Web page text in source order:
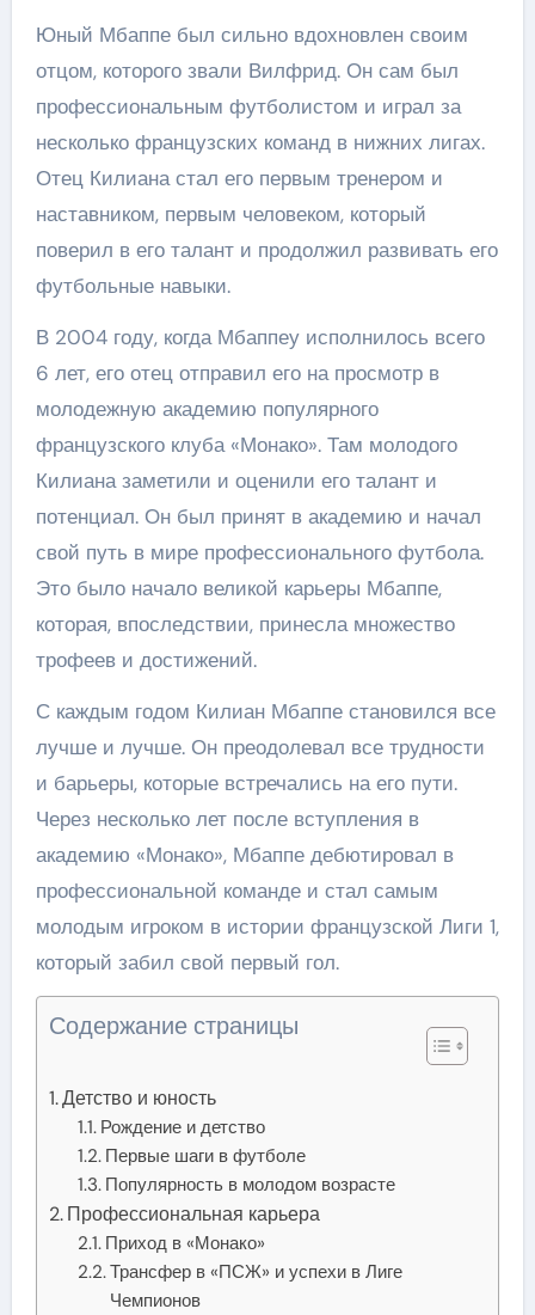
Юный Мбаппе был сильно вдохновлен своим
отцом, которого звали Вилфрид. Он сам был
профессиональным футболистом и играл за
несколько французских команд в нижних лигах.
Отец Килиана стал его первым тренером и
наставником, первым человеком, который
поверил в его талант и продолжил развивать его
футбольные навыки.
В 2004 году, когда Мбаппеу исполнилось всего
6 лет, его отец отправил его на просмотр в
молодежную академию популярного
французского клуба «Монако». Там молодого
Килиана заметили и оценили его талант и
потенциал. Он был принят в академию и начал
свой путь в мире профессионального футбола.
Это было начало великой карьеры Мбаппе,
которая, впоследствии, принесла множество
трофеев и достижений.
С каждым годом Килиан Мбаппе становился все
лучше и лучше. Он преодолевал все трудности
и барьеры, которые встречались на его пути.
Через несколько лет после вступления в
академию «Монако», Мбаппе дебютировал в
профессиональной команде и стал самым
молодым игроком в истории французской Лиги 1,
который забил свой первый гол.
Содержание страницы
Детство и юность
Рождение и детство
Первые шаги в футболе
Популярность в молодом возрасте
Профессиональная карьера
Приход в «Монако»
Трансфер в «ПСЖ» и успехи в Лиге
Чемпионов